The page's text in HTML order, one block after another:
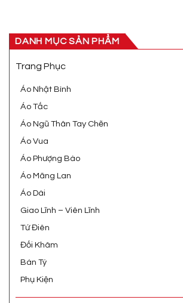
DANH MỤC SẢN PHẨM
Trang Phục
Áo Nhật Bình
Áo Tấc
Áo Ngũ Thân Tay Chẽn
Áo Vua
Áo Phượng Bào
Áo Mãng Lan
Áo Dài
Giao Lĩnh – Viên Lĩnh
Tứ Điên
Đối Khâm
Bán Tý
Phụ Kiện